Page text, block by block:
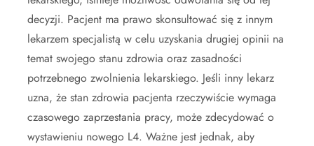
decyzji. Pacjent ma prawo skonsultować się z innym
lekarzem specjalistą w celu uzyskania drugiej opinii na
temat swojego stanu zdrowia oraz zasadności
potrzebnego zwolnienia lekarskiego. Jeśli inny lekarz
uzna, że stan zdrowia pacjenta rzeczywiście wymaga
czasowego zaprzestania pracy, może zdecydować o
wystawieniu nowego L4. Ważne jest jednak, aby